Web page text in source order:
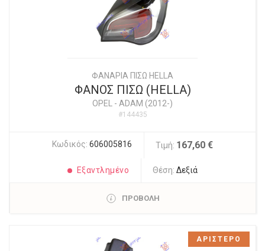
ΦΑΝΑΡΙΑ ΠΙΣΩ HELLA
ΦΑΝΟΣ ΠΙΣΩ (HELLA)
OPEL - ADAM (2012-)
#144435
Κωδικός: 606005816 Τιμή: 167,60 €
Εξαντλημένο Θέση:Δεξιά
ΠΡΟΒΟΛΗ
ΑΡΙΣΤΕΡΟ